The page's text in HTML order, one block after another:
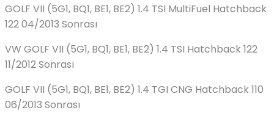
GOLF VII (5G1, BQ1, BE1, BE2) 1.4 TSI MultiFuel Hatchback
122 04/2013 Sonrası
VW GOLF VII (5G1, BQ1, BE1, BE2) 1.4 TSI Hatchback 122
11/2012 Sonrası
GOLF VII (5G1, BQ1, BE1, BE2) 1.4 TGI CNG Hatchback 110
06/2013 Sonrası